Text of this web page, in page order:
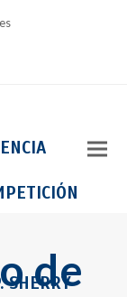
SHERRY
de